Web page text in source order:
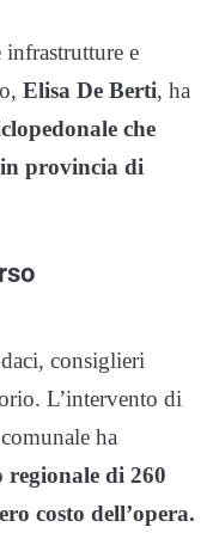
infrastrutture e
Elisa De Berti, ha
che
in provincia di
consiglieri
L’intervento di
ha
di 260
costo dell’opera.